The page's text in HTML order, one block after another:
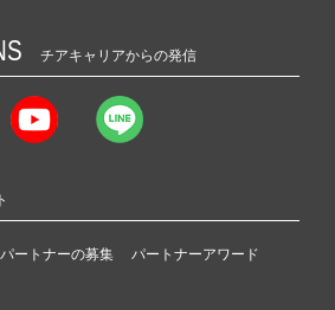
チアキャリアからの発信
パートナーの募集 パートナーアワード